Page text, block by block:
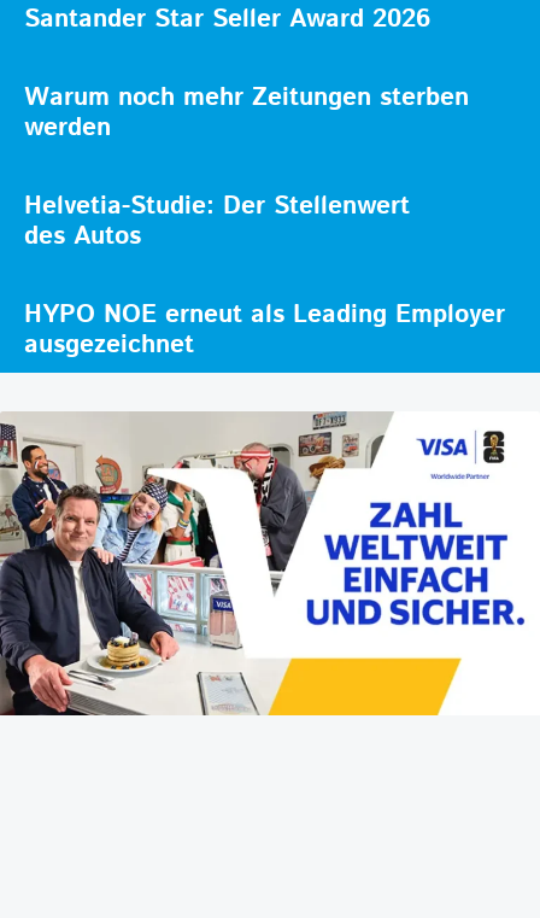
Santander Star Seller Award 2026
Warum noch mehr Zeitungen sterben
werden
Helvetia-Studie: Der Stellenwert
des Autos
HYPO NOE erneut als Leading Employer
ausgezeichnet